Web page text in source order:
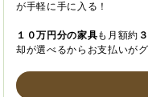
が手軽に手に入る！
１０万円分の家具も月額約
却が選べるからお支払いが